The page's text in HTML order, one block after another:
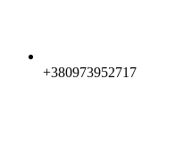
+380973952717